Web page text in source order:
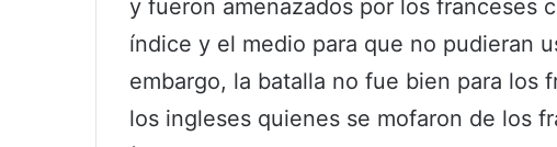
y fueron amenazados por los franceses
índice y el medio para que no pudieran
embargo, la batalla no fue bien para los
los ingleses quienes se mofaron de los